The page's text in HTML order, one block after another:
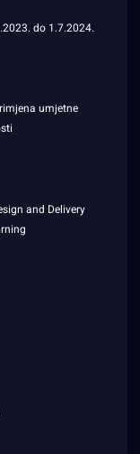
do 1.7.2024.
umjetne
and Delivery